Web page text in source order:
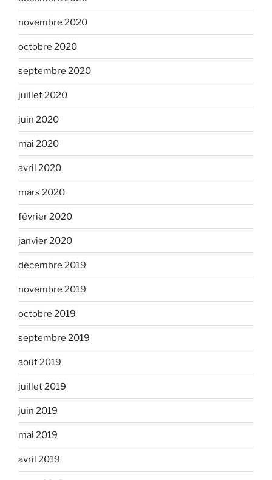
novembre 2020
octobre 2020
septembre 2020
juillet 2020
juin 2020
mai 2020
avril 2020
mars 2020
février 2020
janvier 2020
décembre 2019
novembre 2019
octobre 2019
septembre 2019
août 2019
juillet 2019
juin 2019
mai 2019
avril 2019